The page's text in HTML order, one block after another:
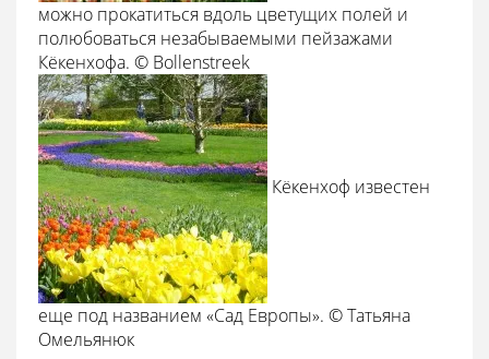
можно прокатиться вдоль цветущих полей и
полюбоваться незабываемыми пейзажами
Кёкенхофа. © Bollenstreek
Кёкенхоф известен
еще под названием «Сад Европы». © Татьяна
Омельянюк